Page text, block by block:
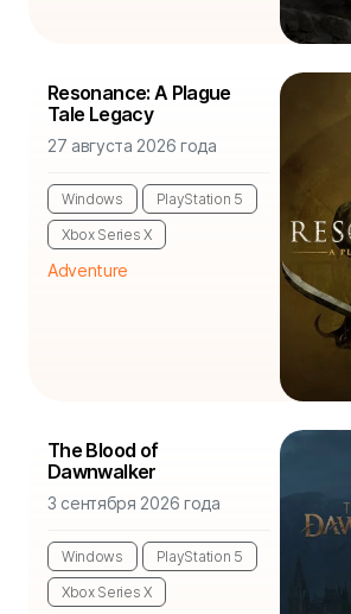
Resonance: A Plague
Tale Legacy
27 августа 2026 года
Windows PlayStation 5
Xbox Series X
Adventure
The Blood of
Dawnwalker
3 сентября 2026 года
Windows PlayStation 5
Xbox Series X